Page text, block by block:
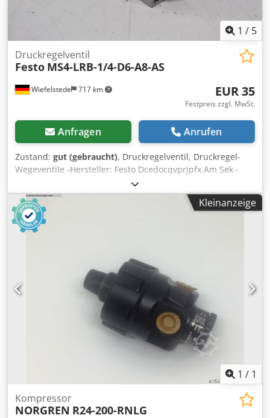
1 / 5
Wiefelstede 717 km
Druckregelventil
Festo MS4-LRB-1/4-D6-A8-AS
EUR 35
Festpreis zzgl. MwSt.
Anfragen Anrufen
Zustand: gut (gebraucht), Druckregelventil, Druckregel-
Wegeventile -Hersteller: Festo Dcedocqvprjpfx Am Sek -
Typ: MS4-LRB-1/4-D6-A8-AS -Betriebsdruck: 0-10 bar -
Anzahl: 1x Ventile vorhanden -Preis: pro Stück -
Abmessungen: 130/60/H40 mm -Gewicht: 0,22 kgKleinanzeige
1 / 1
Kompressor
NORGREN R24-200-RNLG